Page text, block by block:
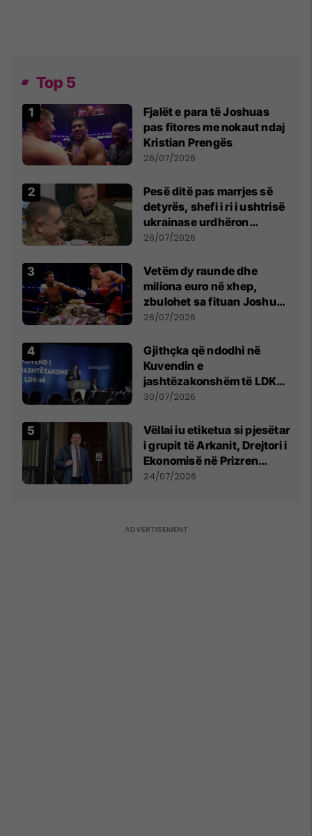
Top 5
Fjalët e para të Joshuas
pas fitores me nokaut ndaj
Kristian Prengës
26/07/2026
Pesë ditë pas marrjes së
detyrës, shefi i ri i ushtrisë
ukrainase urdhëron
kontroll të madh
26/07/2026
Vetëm dy raunde dhe
miliona euro në xhep,
zbulohet sa fituan Joshua
e Prenga
26/07/2026
Gjithçka që ndodhi në
Kuvendin e
jashtëzakonshëm të LDK-
së
30/07/2026
Vëllai iu etiketua si pjesëtar
i grupit të Arkanit, Drejtori i
Ekonomisë në Prizren
mohon pretendimet
24/07/2026